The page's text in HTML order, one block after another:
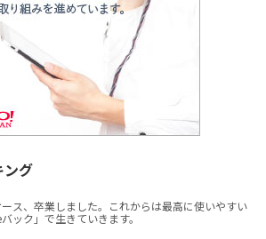
ング
ス、卒業しました。これからは最高に使いやすい
バック」で生きていきます。